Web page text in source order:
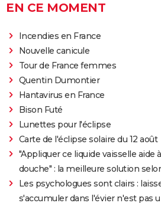
EN CE MOMENT
Incendies en France
Nouvelle canicule
Tour de France femmes
Quentin Dumontier
Hantavirus en France
Bison Futé
Lunettes pour l'éclipse
Carte de l'éclipse solaire du 12 août
"Appliquer ce liquide vaisselle aide
douche" : la meilleure solution
Les psychologues sont clairs :
s'accumuler dans l'évier n'est pas